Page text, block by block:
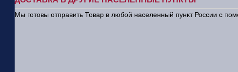
Мы готовы отправить Товар в любой населенный пункт России с